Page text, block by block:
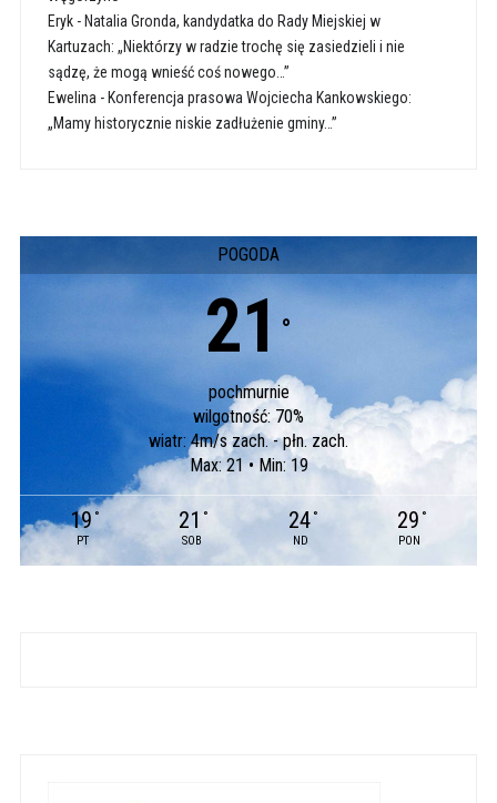
Eryk- Natalia Gronda, kandydatka do Rady Miejskiej w
Kartuzach: „Niektórzy w radzie trochę się zasiedzieli i nie
sądzę, że mogą wnieść coś nowego…”
Ewelina - Konferencja prasowa Wojciecha Kankowskiego:
„Mamy historycznie niskie zadłużenie gminy…”
POGODA
21 °
pochmurnie
wilgotność: 70%
wiatr: 4m/s zach. - płn. zach.
Max: 21 • Min: 19
19 °
PT
21 °
SOB
24 °
ND
29 °
PON